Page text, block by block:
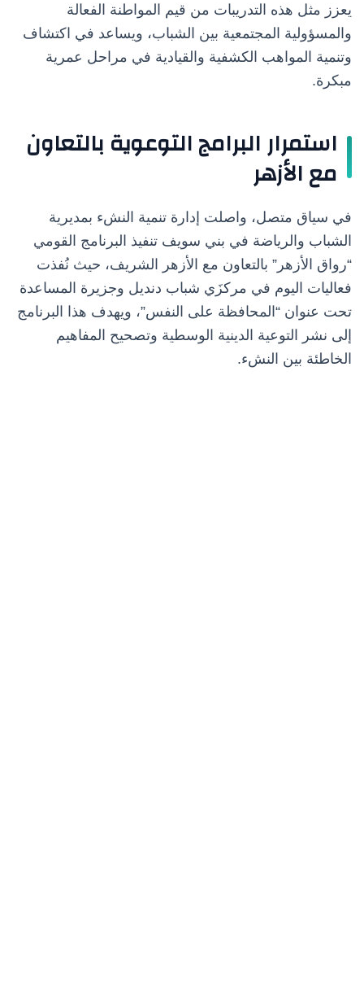
يعزز مثل هذه التدريبات من قيم المواطنة الفعالة
والمسؤولية المجتمعية بين الشباب، ويساعد في اكتشاف
وتنمية المواهب الكشفية والقيادية في مراحل عمرية
مبكرة.
استمرار البرامج التوعوية بالتعاون
مع الأزهر
في سياق متصل، واصلت إدارة تنمية النشء بمديرية
الشباب والرياضة في بني سويف تنفيذ البرنامج القومي
“رواق الأزهر” بالتعاون مع الأزهر الشريف، حيث نُفذت
فعاليات اليوم في مركزَي شباب دنديل وجزيرة المساعدة
تحت عنوان “المحافظة على النفس”، ويهدف هذا البرنامج
إلى نشر التوعية الدينية الوسطية وتصحيح المفاهيم
الخاطئة بين النشء.